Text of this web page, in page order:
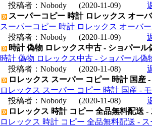
投稿者： Nobody (2020-11-09)
スーパーコピー 時計 ロレックス オー
スーパーコピー 時計 ロレックス オーバ
投稿者： Nobody (2020-11-09)
時計 偽物 ロレックス中古 - ショパール
時計 偽物 ロレックス中古 - ショパール偽
投稿者： Nobody (2020-11-08)
ロレックス スーパー コピー 時計 国産
ロレックス スーパー コピー 時計 国産 -
投稿者： Nobody (2020-11-08)
ロレックス 時計 コピー 全品無料配送
ロレックス 時計 コピー 全品無料配送 -